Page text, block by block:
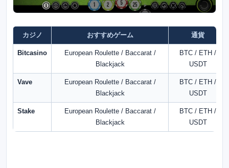
カジノ おすすめゲーム 通貨
Bitcasino
European Roulette / Baccarat /
Blackjack
BTC / ETH /
USDT
Vave
European Roulette / Baccarat /
Blackjack
BTC / ETH /
USDT
Stake
European Roulette / Baccarat /
Blackjack
BTC / ETH /
USDT